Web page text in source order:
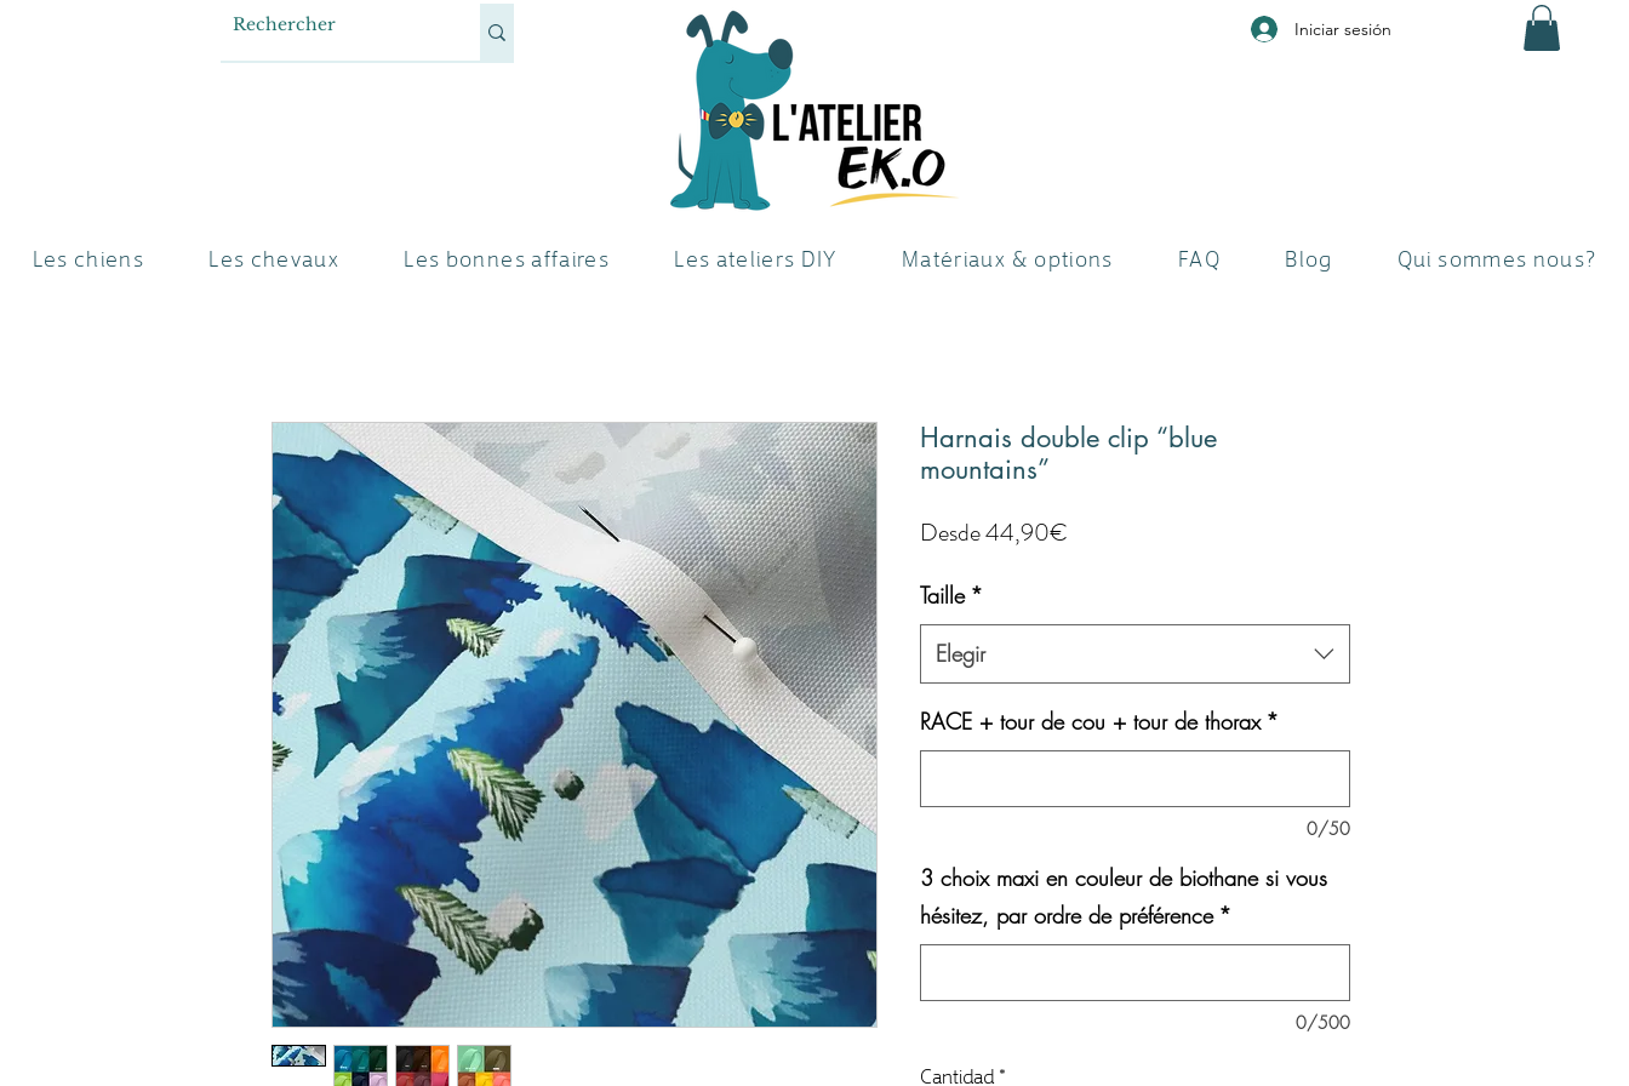
Iniciar sesión
Les chiens Les chevaux Les bonnes affaires Les ateliers DIY Matériaux & options FAQ Blog Qui sommes nous?
Harnais double clip “blue
mountains”
Desde44,90€
Taille *
Elegir
RACE + tour de cou + tour de thorax *
0/50
3 choix maxi en couleur de biothane si vous
hésitez, par ordre de préférence *
0/500
Cantidad*